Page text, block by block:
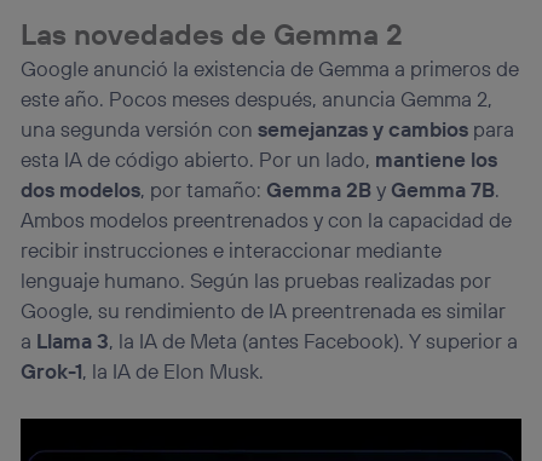
Las novedades de Gemma 2
Google anunció la existencia de Gemma a primeros de
este año. Pocos meses después, anuncia Gemma 2,
una segunda versión consemejanzas y cambios para
esta IA de código abierto. Por un lado, mantiene los
dos modelos, por tamaño: Gemma 2By Gemma 7B.
Ambos modelos preentrenados y con la capacidad de
recibir instrucciones e interaccionar mediante
lenguaje humano. Según las pruebas realizadas por
Google, su rendimiento de IA preentrenada es similar
a Llama 3, la IA de Meta (antes Facebook). Y superior a
Grok-1, la IA de Elon Musk.